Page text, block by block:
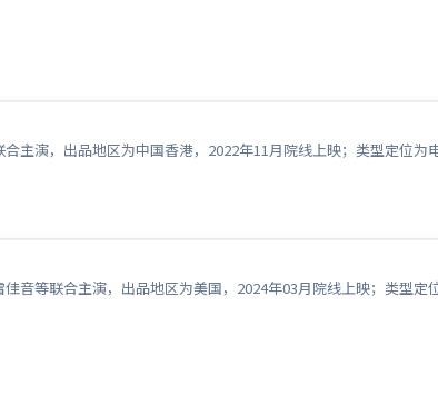
主演，出品地区为中国香港，2022年11月院线上映；类型定位
音等联合主演，出品地区为美国，2024年03月院线上映；类型